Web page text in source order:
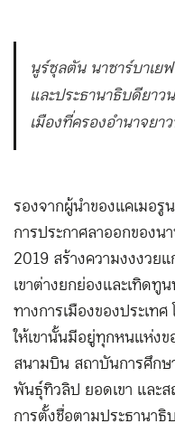
นูร์ซุลตัน นาซาร์บาเ
และประธานาธิบดียา
เมืองที่ครองอำนาจย
รองจากผู้นำของแคเมอรู
การประกาศลาออกของ
2019 สร้างความงงงวย
เขาต่างยกย่องและเทิด
ทางการเมืองของประเท
ให้เขานั้นมีอยู่ทุกหนแห่ง
สนามบิน สถาบันการศึก
พันธุ์ทิวลิป ยอดเขา และ
การตั้งชื่อตามประธานา